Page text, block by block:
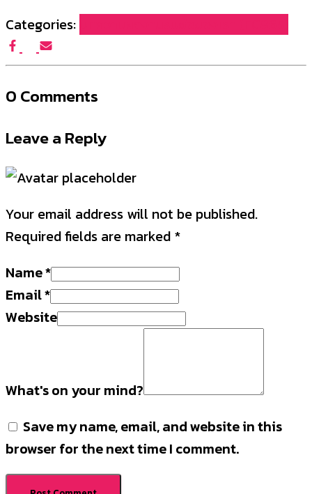
Categories:
0 Comments
Leave a Reply
Your email address will not be published.
Required fields are marked *
Name*
Email*
Website
What's on your mind?
Save my name, email, and website in this
browser for the next time I comment.